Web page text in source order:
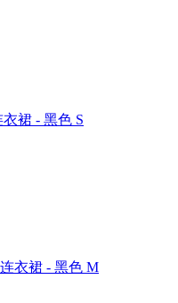
裙 - 黑色 S
衣裙 - 黑色 M